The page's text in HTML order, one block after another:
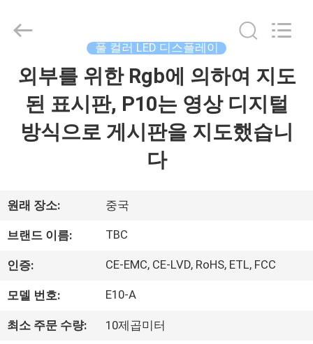
집
VR
쇼
우
리
에
Rights
풀 컬러 LED 디스플레이
외부를 위한 Rgb에 의하여 지도
된 표시판, P10는 영상 디지털
방식으로 게시판을 지도했습니
다
원래 장소: 중국
브랜드 이름: TBC
인증: CE-EMC, CE-LVD, RoHS, ETL, FCC
모델 번호: E10-A
최소 주문 수량: 10제곱미터